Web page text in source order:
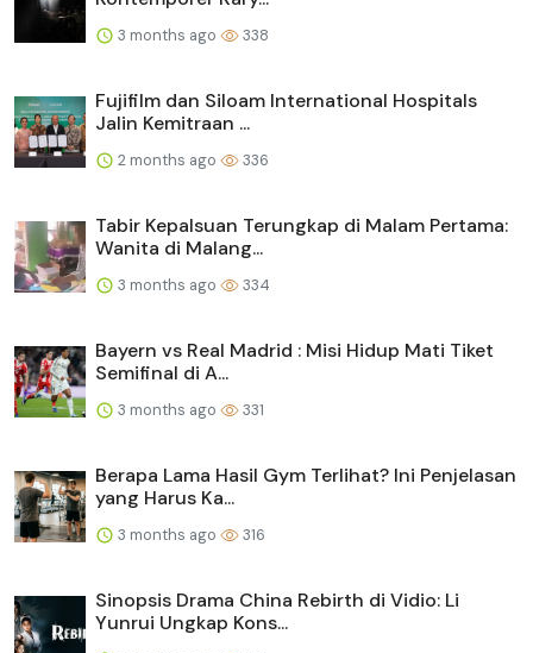
3 months ago 338
Fujifilm dan Siloam International Hospitals
Jalin Kemitraan ...
2 months ago 336
Tabir Kepalsuan Terungkap di Malam Pertama:
Wanita di Malang...
3 months ago 334
Bayern vs Real Madrid : Misi Hidup Mati Tiket
Semifinal di A...
3 months ago 331
Berapa Lama Hasil Gym Terlihat? Ini Penjelasan
yang Harus Ka...
3 months ago 316
Sinopsis Drama China Rebirth di Vidio: Li
Yunrui Ungkap Kons...